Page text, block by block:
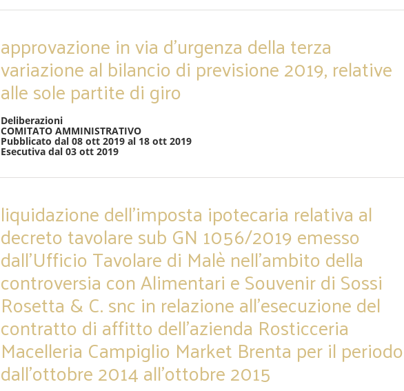
approvazione in via d’urgenza della terza
variazione al bilancio di previsione 2019, relative
alle sole partite di giro
Deliberazioni
COMITATO AMMINISTRATIVO
Pubblicato dal 08 ott 2019 al 18 ott 2019
Esecutiva dal 03 ott 2019
liquidazione dell’imposta ipotecaria relativa al
decreto tavolare sub GN 1056/2019 emesso
dall’Ufficio Tavolare di Malè nell’ambito della
controversia con Alimentari e Souvenir di Sossi
Rosetta & C. snc in relazione all’esecuzione del
contratto di affitto dell’azienda Rosticceria
Macelleria Campiglio Market Brenta per il periodo
dall’ottobre 2014 all’ottobre 2015